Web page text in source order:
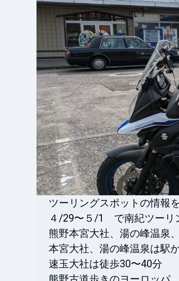
ツーリングスポットの情報
４/29〜５/1　で南紀ツーリ
熊野本宮大社、湯の峰温泉
本宮大社、湯の峰温泉は駅
速玉大社は徒歩30〜40分